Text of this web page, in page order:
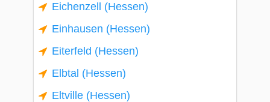
Eichenzell (Hessen)
Einhausen (Hessen)
Eiterfeld (Hessen)
Elbtal (Hessen)
Eltville (Hessen)